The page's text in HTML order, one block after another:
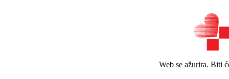
Web se ažurira. Biti